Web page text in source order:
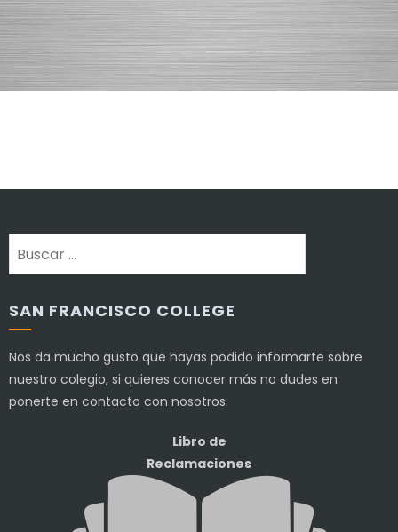
SAN FRANCISCO COLLEGE
Nos da mucho gusto que hayas podido informarte sobre
nuestro colegio, si quieres conocer más no dudes en
ponerte en contacto con nosotros.
Libro de
Reclamaciones